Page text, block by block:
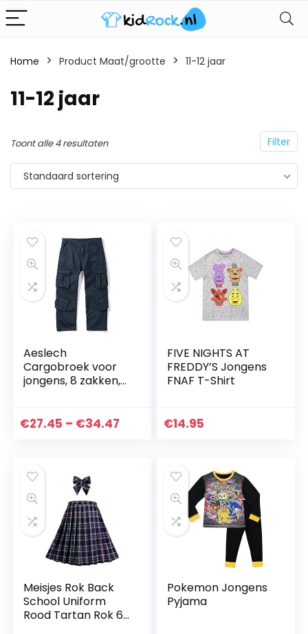
Home Product Maat/grootte 11-12 jaar
11-12 jaar
Filter
Toont alle 4 resultaten
Standaard sortering
Aeslech
Cargobroek voor
jongens, 8 zakken,
€27.45 – €34.47 Prijsklasse:
FIVE NIGHTS AT
FREDDY’S Jongens
FNAF T-Shirt
€14.95
Meisjes Rok Back
School Uniform
Rood Tartan Rok 6-
Pokemon Jongens
Pyjama